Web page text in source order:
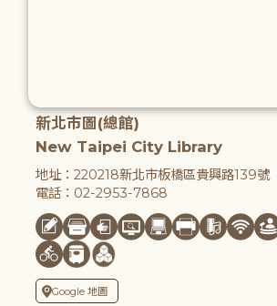
新北市圖(總館)
New Taipei City Library
地址：220218新北市板橋區貴興路139號
電話：02-2953-7868
Google 地圖